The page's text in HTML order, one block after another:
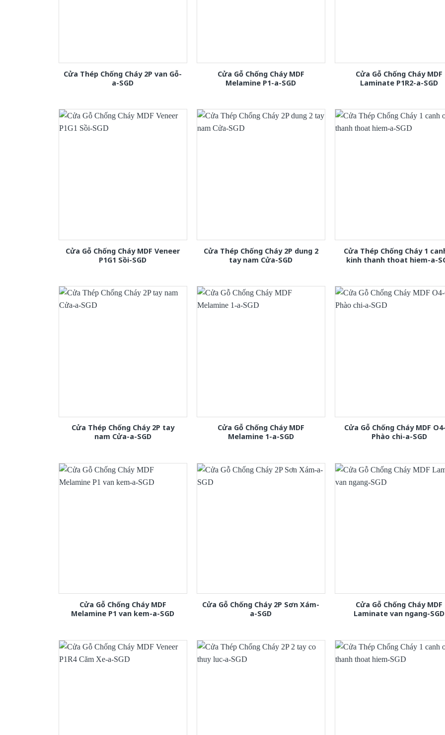
Cửa Thép Chống Cháy 2P van Gỗ-
a-SGD
Cửa Gỗ Chống Cháy MDF
Melamine P1-a-SGD
Cửa Gỗ Chống Cháy MDF
Laminate P1R2-a-SGD
Cửa Gỗ Chống Cháy MDF Veneer
P1G1 Sồi-SGD
Cửa Thép Chống Cháy 2P dung 2
tay nam Cửa-SGD
Cửa Thép Chống Cháy 1
kinh thanh thoat hiem-a-
Cửa Thép Chống Cháy 2P tay
nam Cửa-a-SGD
Cửa Gỗ Chống Cháy MDF
Melamine 1-a-SGD
Cửa Gỗ Chống Cháy MDF
Phào chi-a-SGD
Cửa Gỗ Chống Cháy MDF
Melamine P1 van kem-a-SGD
Cửa Gỗ Chống Cháy 2P Sơn Xám-
a-SGD
Cửa Gỗ Chống Cháy MDF
Laminate van ngang-SGD